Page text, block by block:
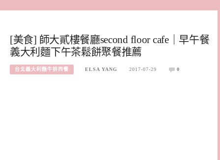
[美食] 師大貳樓餐廳second floor cafe｜早午餐
義大利麵下午茶鬆餅聚餐推薦
台北義大利麵牛排西餐 ELSA YANG 2017-07-29 0